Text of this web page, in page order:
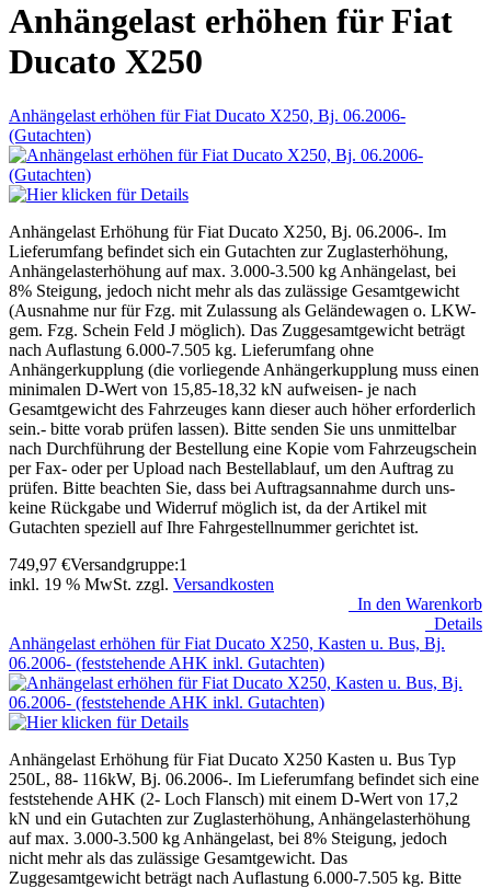
Anhängelast erhöhen für Fiat
Ducato X250
Anhängelast erhöhen für Fiat Ducato X250, Bj. 06.2006-
(Gutachten)
Anhängelast Erhöhung für Fiat Ducato X250, Bj. 06.2006-. Im
Lieferumfang befindet sich ein Gutachten zur Zuglasterhöhung,
Anhängelasterhöhung auf max. 3.000-3.500 kg Anhängelast, bei
8% Steigung, jedoch nicht mehr als das zulässige Gesamtgewicht
(Ausnahme nur für Fzg. mit Zulassung als Geländewagen o. LKW-
gem. Fzg. Schein Feld J möglich). Das Zuggesamtgewicht beträgt
nach Auflastung 6.000-7.505 kg. Lieferumfang ohne
Anhängerkupplung (die vorliegende Anhängerkupplung muss einen
minimalen D-Wert von 15,85-18,32 kN aufweisen- je nach
Gesamtgewicht des Fahrzeuges kann dieser auch höher erforderlich
sein.- bitte vorab prüfen lassen). Bitte senden Sie uns unmittelbar
nach Durchführung der Bestellung eine Kopie vom Fahrzeugschein
per Fax- oder per Upload nach Bestellablauf, um den Auftrag zu
prüfen. Bitte beachten Sie, dass bei Auftragsannahme durch uns-
keine Rückgabe und Widerruf möglich ist, da der Artikel mit
Gutachten speziell auf Ihre Fahrgestellnummer gerichtet ist.
749,97 €Versandgruppe:1
inkl. 19 % MwSt. zzgl. Versandkosten
In den Warenkorb
Details
Anhängelast erhöhen für Fiat Ducato X250, Kasten u. Bus, Bj.
06.2006- (feststehende AHK inkl. Gutachten)
Anhängelast Erhöhung für Fiat Ducato X250 Kasten u. Bus Typ
250L, 88- 116kW, Bj. 06.2006-. Im Lieferumfang befindet sich eine
feststehende AHK (2- Loch Flansch) mit einem D-Wert von 17,2
kN und ein Gutachten zur Zuglasterhöhung, Anhängelasterhöhung
auf max. 3.000-3.500 kg Anhängelast, bei 8% Steigung, jedoch
nicht mehr als das zulässige Gesamtgewicht. Das
Zuggesamtgewicht beträgt nach Auflastung 6.000-7.505 kg. Bitte